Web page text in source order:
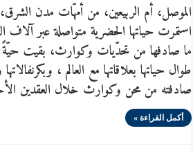
الموصل، أم الربيعين، من أمهّات مدن
استمرت حياتها الحضرية متواصلة عبر
ما صادفها من تحدّيات وكوارث، بقيت حيّةً
طوال حياتها بعلاقاتها مع العالم ،
صادفته من محن وكوارث خلال العقدين
أكمل القراءة »